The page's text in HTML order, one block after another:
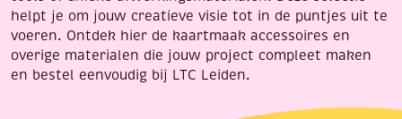
helpt je om jouw creatieve visie tot in de puntjes uit te
voeren. Ontdek hier de kaartmaak accessoires en
overige materialen die jouw project compleet maken
en bestel eenvoudig bij LTC Leiden.